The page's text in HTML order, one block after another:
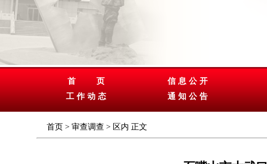
首 页
工作动态
信息公开
通知公告
首页 > 审查调查 > 区内 正文